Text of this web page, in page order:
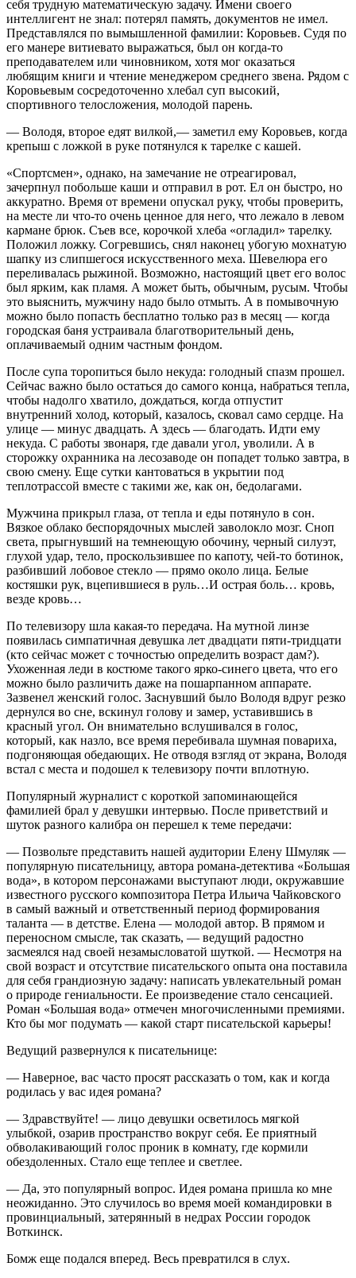
себя трудную математическую задачу. Имени своего
интеллигент не знал: потерял память, документов не имел.
Представлялся по вымышленной фамилии: Коровьев. Судя по
его манере витиевато выражаться, был он когда-то
преподавателем или чиновником, хотя мог оказаться
любящим книги и чтение менеджером среднего звена. Рядом с
Коровьевым сосредоточенно хлебал суп высокий,
спортивного телосложения, молодой парень.
— Володя, второе едят вилкой,— заметил ему Коровьев, когда
крепыш с ложкой в руке потянулся к тарелке с кашей.
«Спортсмен», однако, на замечание не отреагировал,
зачерпнул побольше каши и отправил в рот. Ел он быстро, но
аккуратно. Время от времени опускал руку, чтобы проверить,
на месте ли что-то очень ценное для него, что лежало в левом
кармане брюк. Съев все, корочкой хлеба «огладил» тарелку.
Положил ложку. Согревшись, снял наконец убогую мохнатую
шапку из слипшегося искусственного меха. Шевелюра его
переливалась рыжиной. Возможно, настоящий цвет его волос
был ярким, как пламя. А может быть, обычным, русым. Чтобы
это выяснить, мужчину надо было отмыть. А в помывочную
можно было попасть бесплатно только раз в месяц — когда
городская баня устраивала благотворительный день,
оплачиваемый одним частным фондом.
После супа торопиться было некуда: голодный спазм прошел.
Сейчас важно было остаться до самого конца, набраться тепла,
чтобы надолго хватило, дождаться, когда отпустит
внутренний холод, который, казалось, сковал само сердце. На
улице — минус двадцать. А здесь — благодать. Идти ему
некуда. С работы звонаря, где давали угол, уволили. А в
сторожку охранника на лесозаводе он попадет только завтра, в
свою смену. Еще сутки кантоваться в укрытии под
теплотрассой вместе с такими же, как он, бедолагами.
Мужчина прикрыл глаза, от тепла и еды потянуло в сон.
Вязкое облако беспорядочных мыслей заволокло мозг. Сноп
света, прыгнувший на темнеющую обочину, черный силуэт,
глухой удар, тело, проскользившее по капоту, чей-то ботинок,
разбивший лобовое стекло — прямо около лица. Белые
костяшки рук, вцепившиеся в руль…И острая боль… кровь,
везде кровь…
По телевизору шла какая-то передача. На мутной линзе
появилась симпатичная девушка лет двадцати пяти-тридцати
(кто сейчас может с точностью определить возраст дам?).
Ухоженная леди в костюме такого ярко-синего цвета, что его
можно было различить даже на пошарпанном аппарате.
Зазвенел женский голос. Заснувший было Володя вдруг резко
дернулся во сне, вскинул голову и замер, уставившись в
красный угол. Он внимательно вслушивался в голос,
который, как назло, все время перебивала шумная повариха,
подгоняющая обедающих. Не отводя взгляд от экрана, Володя
встал с места и подошел к телевизору почти вплотную.
Популярный журналист с короткой запоминающейся
фамилией брал у девушки интервью. После приветствий и
шуток разного калибра он перешел к теме передачи:
— Позвольте представить нашей аудитории Елену Шмуляк —
популярную писательницу, автора романа-детектива «Большая
вода», в котором персонажами выступают люди, окружавшие
известного русского композитора Петра Ильича Чайковского
в самый важный и ответственный период формирования
таланта — в детстве. Елена — молодой автор. В прямом и
переносном смысле, так сказать, — ведущий радостно
засмеялся над своей незамысловатой шуткой. — Несмотря на
свой возраст и отсутствие писательского опыта она поставила
для себя грандиозную задачу: написать увлекательный роман
о природе гениальности. Ее произведение стало сенсацией.
Роман «Большая вода» отмечен многочисленными премиями.
Кто бы мог подумать — какой старт писательской карьеры!
Ведущий развернулся к писательнице:
— Наверное, вас часто просят рассказать о том, как и когда
родилась у вас идея романа?
— Здравствуйте! — лицо девушки осветилось мягкой
улыбкой, озарив пространство вокруг себя. Ее приятный
обволакивающий голос проник в комнату, где кормили
обездоленных. Стало еще теплее и светлее.
— Да, это популярный вопрос. Идея романа пришла ко мне
неожиданно. Это случилось во время моей командировки в
провинциальный, затерянный в недрах России городок
Воткинск.
Бомж еще подался вперед. Весь превратился в слух.